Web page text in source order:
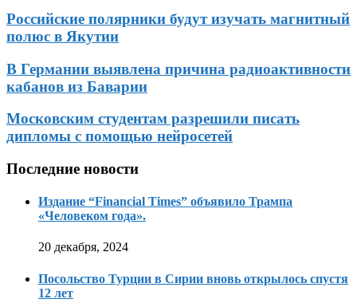
Российские полярники будут изучать магнитный
полюс в Якутии
В Германии выявлена причина радиоактивности
кабанов из Баварии
Московским студентам разрешили писать
дипломы с помощью нейросетей
Последние новости
Издание “Financial Times” объявило Трампа
«Человеком года».
20 декабря, 2024
Посольство Турции в Сирии вновь открылось спустя
12 лет